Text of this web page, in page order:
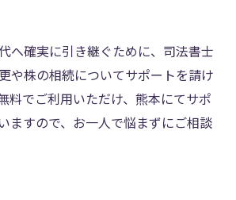
へ確実に引き継ぐために、司法書士
や株の相続についてサポートを請け
料でご利用いただけ、熊本にてサポ
ますので、お一人で悩まずにご相談